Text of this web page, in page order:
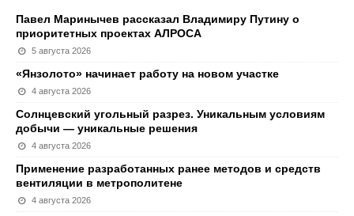
Павел Маринычев рассказал Владимиру Путину о
приоритетных проектах АЛРОСА
5 августа 2026
«Янзолото» начинает работу на новом участке
4 августа 2026
Солнцевский угольный разрез. Уникальным условиям
добычи — уникальные решения
4 августа 2026
Применение разработанных ранее методов и средств
вентиляции в метрополитене
4 августа 2026